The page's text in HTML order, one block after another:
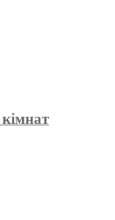
кімнат